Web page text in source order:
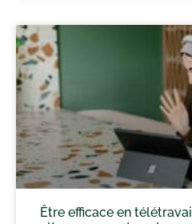
Être efficace en